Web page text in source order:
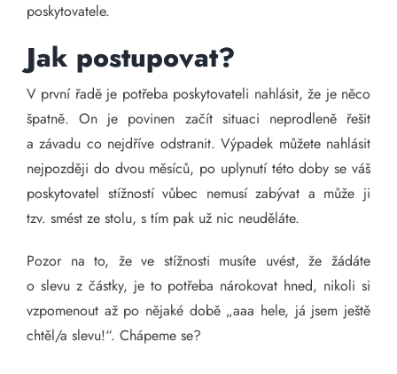
poskytovatele.
Jak postupovat?
V první řadě je potřeba poskytovateli nahlásit, že je něco
špatně. On je povinen začít situaci neprodleně řešit
a závadu co nejdříve odstranit. Výpadek můžete nahlásit
nejpozději do dvou měsíců, po uplynutí této doby se váš
poskytovatel stížností vůbec nemusí zabývat a může ji
tzv. smést ze stolu, s tím pak už nic neuděláte.
Pozor na to, že ve stížnosti musíte uvést, že žádáte
o slevu z částky, je to potřeba nárokovat hned, nikoli si
vzpomenout až po nějaké době „aaa hele, já jsem ještě
chtěl/a slevu!“. Chápeme se?